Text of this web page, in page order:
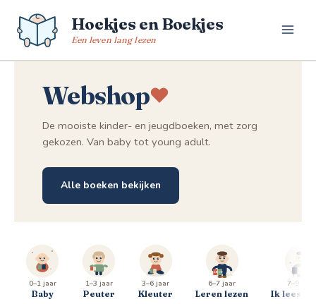
naar
Hoekjes en Boekjes
Een leven lang lezen
Webshop
De mooiste kinder- en jeugdboeken, met zorg
gekozen. Van baby tot young adult.
Alle boeken bekijken
0–1 jaar
Baby
1–3 jaar
Peuter
3–6 jaar
Kleuter
6–7 jaar
Leren lezen
7–9 jaar
Ik lees al